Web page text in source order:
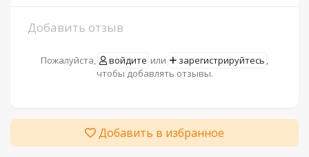
Добавить отзыв
Пожалуйста, войдите или зарегистрируйтесь ,
чтобы добавлять отзывы.
Добавить в избранное